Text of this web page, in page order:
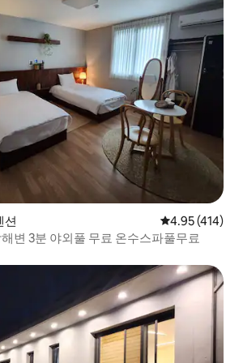
션 평점 4.95점(5
4.95 (414)
성독채 한담해변 3분 야외풀 무료 온수스파풀무료